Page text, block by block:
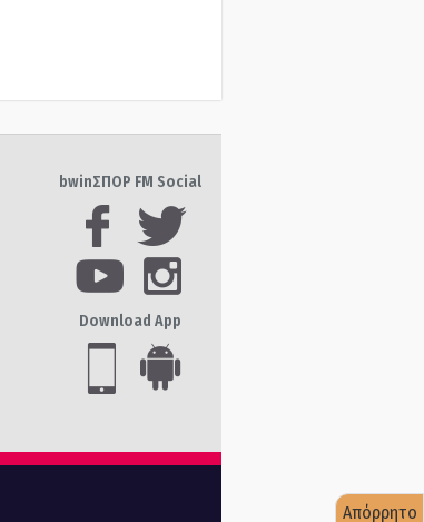
bwinΣΠΟΡ FM Social
Download App
Απόρρητο